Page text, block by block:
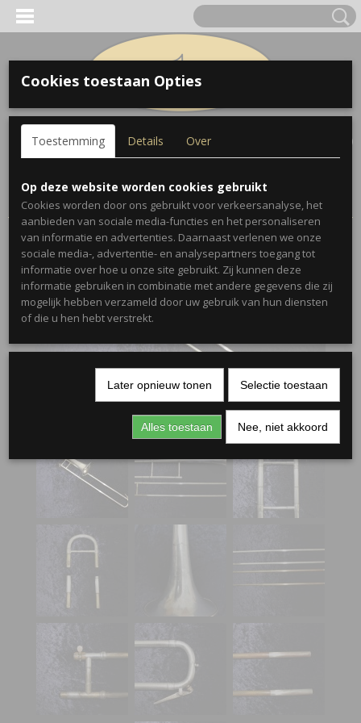
Inloggen Registreren
(0)
Home >Trombones>Wurlitzer>Wurlitzer Symphony
Trombone
Cookies toestaan Opties
Toestemming Details Over
Op deze website worden cookies gebruikt
Cookies worden door ons gebruikt voor verkeersanalyse, het
aanbieden van sociale media-functies en het personaliseren
van informatie en advertenties. Daarnaast verlenen we onze
sociale media-, advertentie- en analysepartners toegang tot
informatie over hoe u onze site gebruikt. Zij kunnen deze
informatie gebruiken in combinatie met andere gegevens die zij
mogelijk hebben verzameld door uw gebruik van hun diensten
of die u hen hebt verstrekt.
Later opnieuw tonen Selectie toestaan
Alles toestaan Nee, niet akkoord